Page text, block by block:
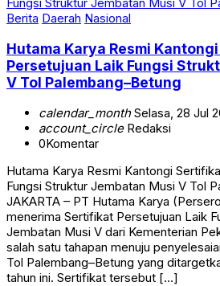
Berita Daerah Nasional
Hutama Karya Resmi
Persetujuan Laik Fungsi
V Tol Palembang–Betung
calendar_monthSelasa, 28 Jul
account_circleRedaksi
0Komentar
Hutama Karya Resmi Kantongi
Fungsi Struktur Jembatan Musi V Tol
JAKARTA – PT Hutama Karya
menerima Sertifikat Persetujuan Laik
Jembatan Musi V dari Kementerian
salah satu tahapan menuju
Tol Palembang–Betung yang
tahun ini. Sertifikat tersebut […]